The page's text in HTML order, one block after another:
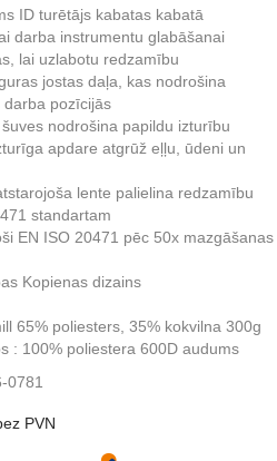
ID turētājs kabatas kabatā
darba instrumentu glabāšanai
lai uzlabotu redzamību
jostas daļa, kas nodrošina
pozīcijās
nodrošina papildu izturību
apdare atgrūž eļļu, ūdeni un
lente palielina redzamību
standartam
EN ISO 20471 pēc 50x mazgāšanas
Kopienas dizains
65% poliesters, 35% kokvilna 300g
: 100% poliestera 600D audums
0781
PVN